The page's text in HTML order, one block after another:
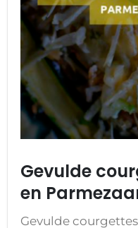
Gevulde
en
Gevulde